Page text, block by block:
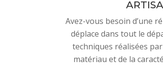
Avez-vous besoin d’une
déplace dans tout le
techniques réalisées
matériau et de la